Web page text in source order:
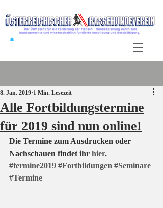
Alle Fortbildungstermine
für 2019 sind nun online!
8. Jan. 2019 1 Min. Lesezeit
Die Termine zum Ausdrucken oder
Nachschauen findet ihr hier.
#termine2019 #Fortbildungen #Seminare
#Termine